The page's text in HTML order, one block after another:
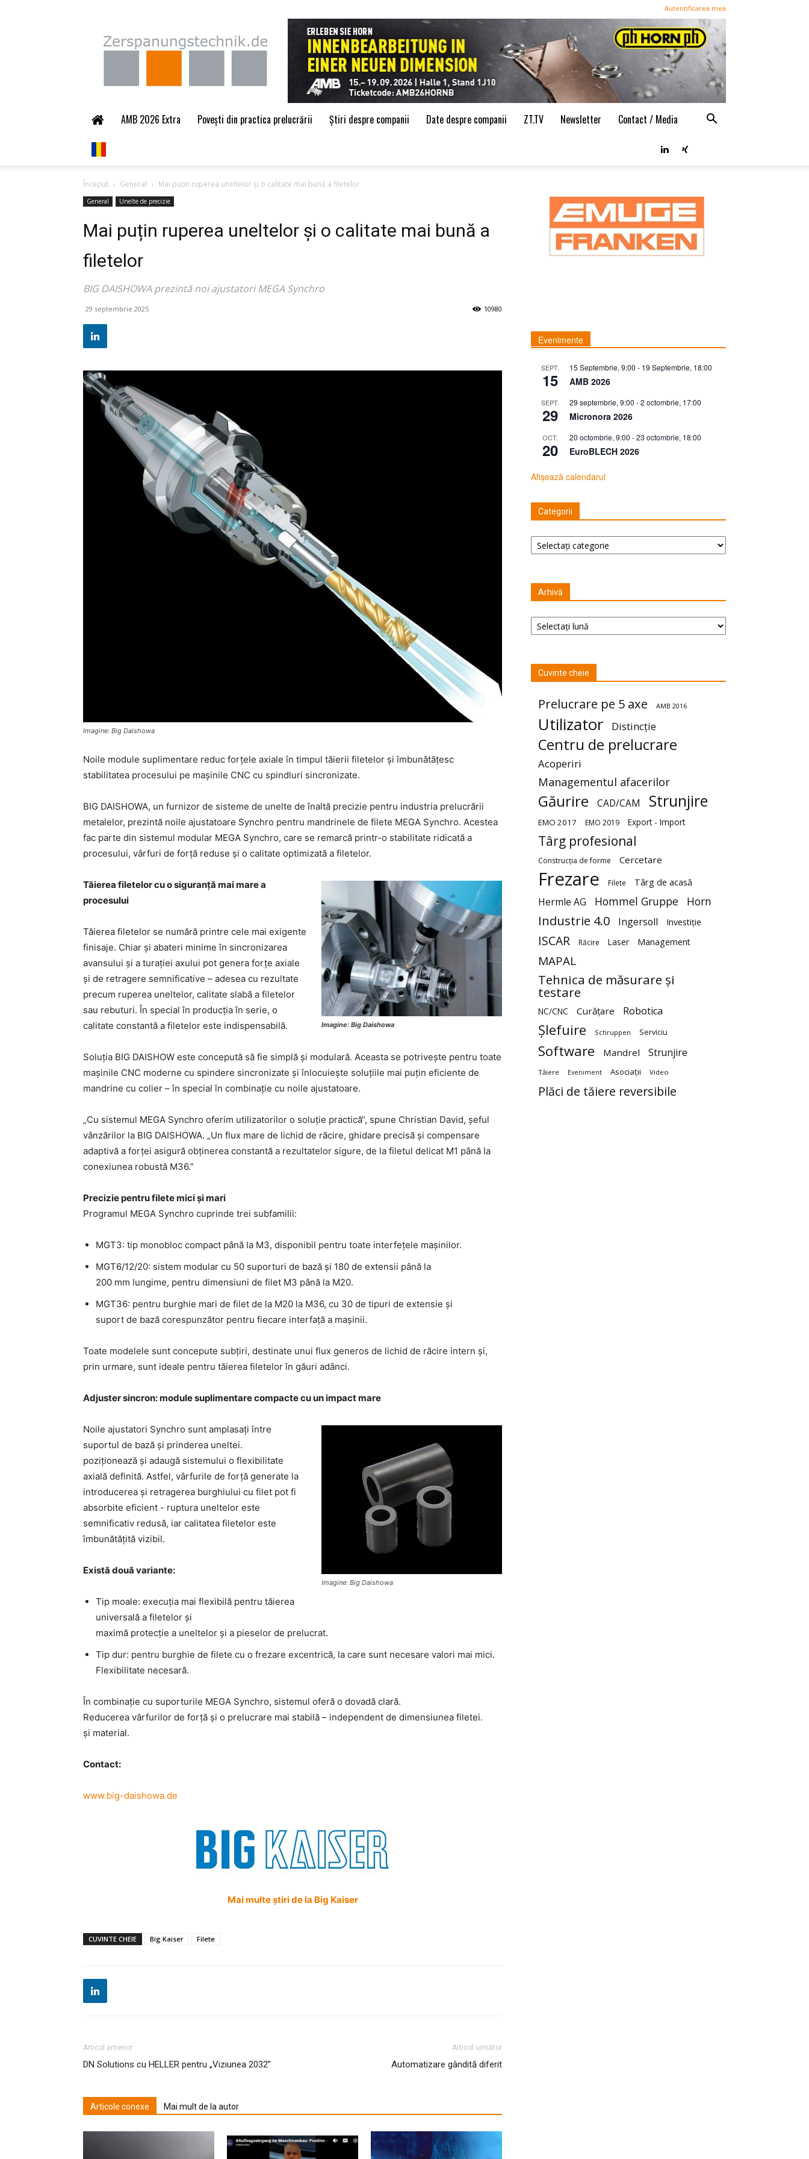
Autentificarea mea
Zerspanungstechnik.de
AMB 2026 Extra Povești din practica prelucrării Știri despre companii Date despre companii ZT.TV Newsletter Contact / Media
Început General Mai puțin ruperea uneltelor și o calitate mai bună a filetelor
General Unelte de precizie
Mai puțin ruperea uneltelor și o calitate mai bună a
filetelor
BIG DAISHOWA prezintă noi ajustatori MEGA Synchro
29 septembrie 2025 10980
Imagine: Big Daishowa
Noile module suplimentare reduc forțele axiale în timpul tăierii filetelor și îmbunătățesc
stabilitatea procesului pe mașinile CNC cu spindluri sincronizate.
BIG DAISHOWA, un furnizor de sisteme de unelte de înaltă precizie pentru industria prelucrării
metalelor, prezintă noile ajustatoare Synchro pentru mandrinele de filete MEGA Synchro. Acestea
fac parte din sistemul modular MEGA Synchro, care se remarcă printr-o stabilitate ridicată a
procesului, vârfuri de forță reduse și o calitate optimizată a filetelor.
Imagine: Big Daishowa
Tăierea filetelor cu o siguranță mai mare a
procesului
Tăierea filetelor se numără printre cele mai exigente
finisaje. Chiar și abateri minime în sincronizarea
avansului și a turației axului pot genera forțe axiale
și de retragere semnificative – adesea cu rezultate
precum ruperea uneltelor, calitate slabă a filetelor
sau rebuturi. În special în producția în serie, o
calitate constantă a filetelor este indispensabilă.
Soluția BIG DAISHOW este concepută să fie simplă și modulară. Aceasta se potrivește pentru toate
mașinile CNC moderne cu spindere sincronizate și înlocuiește soluțiile mai puțin eficiente de
mandrine cu colier – în special în combinație cu noile ajustatoare.
„Cu sistemul MEGA Synchro oferim utilizatorilor o soluție practică“, spune Christian David, șeful
vânzărilor la BIG DAISHOWA. „Un flux mare de lichid de răcire, ghidare precisă și compensare
adaptivă a forței asigură obținerea constantă a rezultatelor sigure, de la filetul delicat M1 până la
conexiunea robustă M36.”
Precizie pentru filete mici și mari
Programul MEGA Synchro cuprinde trei subfamilii:
MGT3: tip monobloc compact până la M3, disponibil pentru toate interfețele mașinilor.
MGT6/12/20: sistem modular cu 50 suporturi de bază și 180 de extensii până la
200 mm lungime, pentru dimensiuni de filet M3 până la M20.
MGT36: pentru burghie mari de filet de la M20 la M36, cu 30 de tipuri de extensie și
suport de bază corespunzător pentru fiecare interfață a mașinii.
Toate modelele sunt concepute subțiri, destinate unui flux generos de lichid de răcire intern și,
prin urmare, sunt ideale pentru tăierea filetelor în găuri adânci.
Adjuster sincron: module suplimentare compacte cu un impact mare
Imagine: Big Daishowa
Noile ajustatori Synchro sunt amplasați între
suportul de bază și prinderea uneltei.
poziționează și adaugă sistemului o flexibilitate
axială definită. Astfel, vârfurile de forță generate la
introducerea și retragerea burghiului cu filet pot fi
absorbite eficient - ruptura uneltelor este
semnificativ redusă, iar calitatea filetelor este
îmbunătățită vizibil.
Există două variante:
Tip moale: execuția mai flexibilă pentru tăierea
universală a filetelor și
maximă protecție a uneltelor și a pieselor de prelucrat.
Tip dur: pentru burghie de filete cu o frezare excentrică, la care sunt necesare valori mai mici.
Flexibilitate necesară.
În combinație cu suporturile MEGA Synchro, sistemul oferă o dovadă clară.
Reducerea vârfurilor de forță și o prelucrare mai stabilă – independent de dimensiunea filetei.
și material.
Contact:
www.big-daishowa.de
Mai multe știri de la Big Kaiser
CUVINTE CHEIE Big Kaiser Filete
Articol anterior
DN Solutions cu HELLER pentru „Viziunea 2032”
Articol următor
Automatizare gândită diferit
Articole conexe Mai mult de la autor
Evenimente
SEPT.
15
15 Septembrie, 9:00 - 19 Septembrie, 18:00
AMB 2026
SEPT.
29
29 septembrie, 9:00 -2 octombrie, 17:00
Micronora 2026
OCT.
20
20 octombrie, 9:00 -23 octombrie, 18:00
EuroBLECH 2026
Afișează calendarul
Categorii
Categorii
Arhivă
Arhivă
Cuvinte cheie
Prelucrare pe 5 axe AMB 2016
Utilizator Distincție
Centru de prelucrare
Acoperiri
Managementul afacerilor
Găurire CAD/CAM Strunjire
EMO 2017 EMO 2019 Export - Import
Târg profesional
Construcția de forme Cercetare
Frezare Filete Târg de acasă
Hermle AG Hommel Gruppe Horn
Industrie 4.0 Ingersoll Investiție
ISCAR Răcire Laser Management
MAPAL
Tehnica de măsurare și
testare
NC/CNC Curățare Robotica
Șlefuire Schruppen Serviciu
Software Mandrel Strunjire
Tăiere Eveniment Asociații Video
Plăci de tăiere reversibile